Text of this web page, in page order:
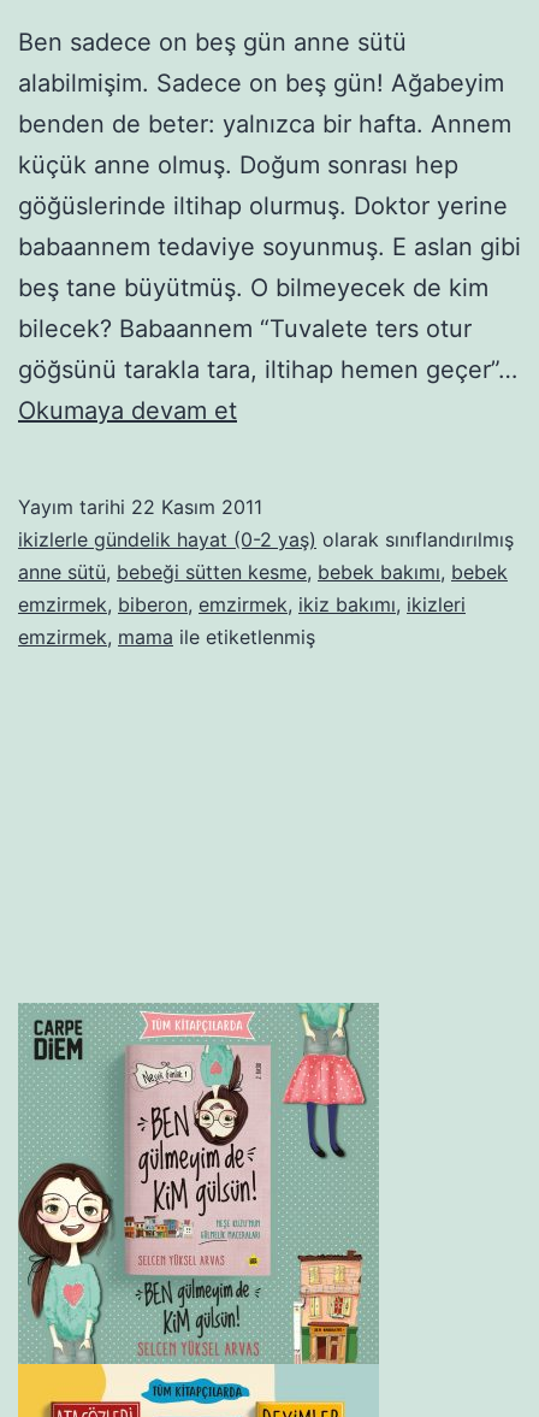
Ben sadece on beş gün anne sütü
alabilmişim. Sadece on beş gün! Ağabeyim
benden de beter: yalnızca bir hafta. Annem
küçük anne olmuş. Doğum sonrası hep
göğüslerinde iltihap olurmuş. Doktor yerine
babaannem tedaviye soyunmuş. E aslan gibi
beş tane büyütmüş. O bilmeyecek de kim
bilecek? Babaannem “Tuvalete ters otur
göğsünü tarakla tara, iltihap hemen geçer”…
Okumaya devam etEmzirmek
emzirmemek.
Bunun
arası
Yayım tarihi 22 Kasım 2011
ikizlerle gündelik hayat (0-2 yaş) olarak sınıflandırılmış
anne sütü, bebeği sütten kesme, bebek bakımı, bebek
emzirmek, biberon, emzirmek, ikiz bakımı, ikizleri
emzirmek, mama ile etiketlenmiş